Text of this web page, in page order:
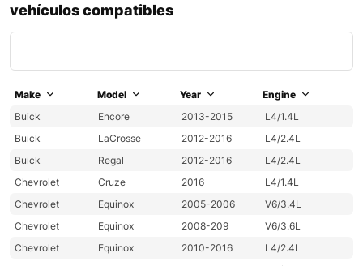
vehículos compatibles
Make Model Year
Engine
Buick
Encore 2013-2015
L4/1.4L
Buick
LaCrosse 2012-2016
L4/2.4L
Buick
Regal 2012-2016
L4/2.4L
Chevrolet
Cruze 2016
L4/1.4L
Chevrolet
Equinox 2005-2006
V6/3.4L
Chevrolet
Equinox 2008-209
V6/3.6L
Chevrolet
Equinox 2010-2016
L4/2.4L